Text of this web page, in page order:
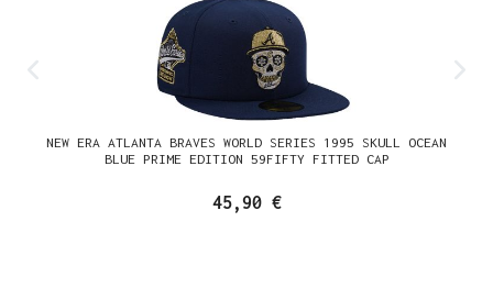
NEW ERA ATLANTA BRAVES WORLD SERIES 1995 SKULL OCEAN
BLUE PRIME EDITION 59FIFTY FITTED CAP
45,90 €